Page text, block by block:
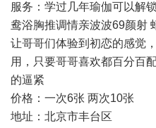
服务：学过几年瑜伽可以解
鸯浴胸推调情亲波波69颜射
让哥哥们体验到初恋的感觉
用，只要哥哥喜欢都百分百
的逼紧
价格：一次6张 两次10张
地址：北京市丰台区